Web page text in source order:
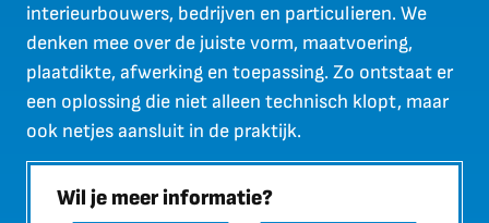
interieurbouwers, bedrijven en particulieren. We
denken mee over de juiste vorm, maatvoering,
plaatdikte, afwerking en toepassing. Zo ontstaat er
een oplossing die niet alleen technisch klopt, maar
ook netjes aansluit in de praktijk.
Wil je meer informatie?